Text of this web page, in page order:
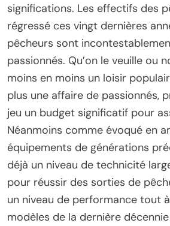
significations. Les effectifs des
régressé ces vingt dernières
pêcheurs sont
passionnés. Qu’on le veuille ou
moins en moins un loisir
plus une affaire de passionnés,
jeu un budget significatif pour
Néanmoins comme évoqué en
équipements de générations
déjà un niveau de technicité
pour réussir des sorties de
un niveau de performance tout
modèles de la dernière